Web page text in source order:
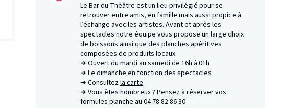
Le Bar du Théâtre est un lieu privilégié pour se
retrouver entre amis, en famille mais aussi propice à
l’échange avec les artistes. Avant et après les
spectacles notre équipe vous propose un large choix
de boissons ainsi que des planches apéritives
composées de produits locaux.
➜ Ouvert du mardi au samedi de 16h à 01h
➜ Le dimanche en fonction des spectacles
➜ Consultezla carte
➜ Vous êtes nombreux ? Pensez à réserver vos
formules planche au 04 78 82 86 30